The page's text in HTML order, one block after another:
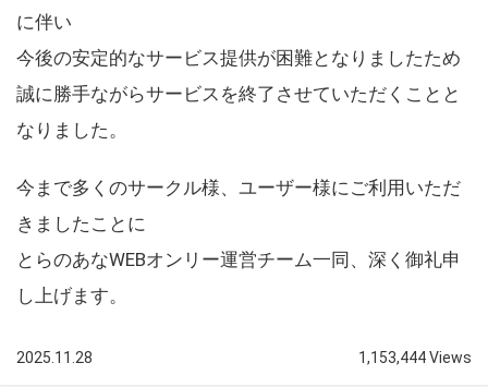
に伴い
今後の安定的なサービス提供が困難となりましたため
誠に勝手ながらサービスを終了させていただくことと
なりました。
今まで多くのサークル様、ユーザー様にご利用いただ
きましたことに
とらのあなWEBオンリー運営チーム一同、深く御礼申
し上げます。
2025.11.28 1,153,444 Views